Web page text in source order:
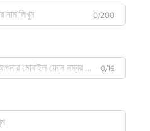
0/200
0/16